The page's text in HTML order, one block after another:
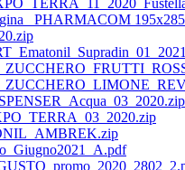
PHARMACOM